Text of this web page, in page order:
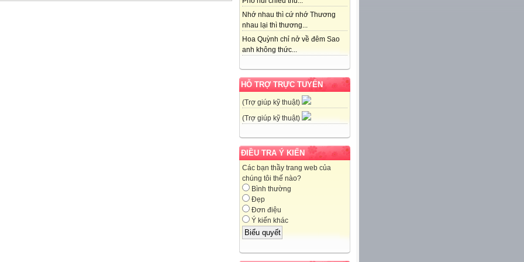
Nhớ nhau thì cứ nhớ Thương
nhau lại thì thương...
Hoa Quỳnh chỉ nở về đêm Sao
anh không thức...
HỖ TRỢ TRỰC TUYẾN
(Trợ giúp kỹ thuật)
(Trợ giúp kỹ thuật)
ĐIỀU TRA Ý KIẾN
Các bạn thầy trang web của
chúng tôi thế nào?
Bình thường
Đẹp
Đơn điệu
Ý kiến khác